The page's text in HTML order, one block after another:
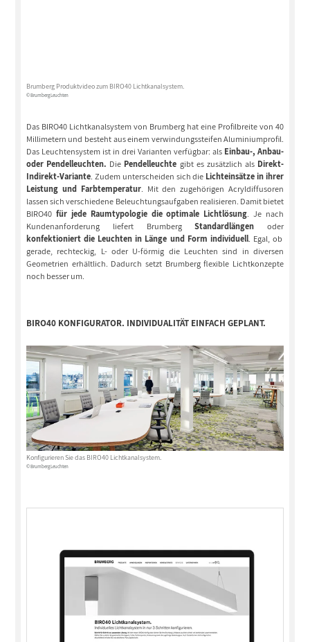
Brumberg Produktvideo zum BIRO40 Lichtkanalsystem.
© Brumberg Leuchten
Das BIRO40 Lichtkanalsystem von Brumberg hat eine Profilbreite von 40
Millimetern und besteht aus einem verwindungssteifen Aluminiumprofil.
Das Leuchtensystem ist in drei Varianten verfügbar: als Einbau-, Anbau-
oder Pendelleuchten. Die Pendelleuchte gibt es zusätzlich als Direkt-
Indirekt-Variante. Zudem unterscheiden sich die Lichteinsätze in ihrer
Leistung und Farbtemperatur. Mit den zugehörigen Acryldiffusoren
lassen sich verschiedene Beleuchtungsaufgaben realisieren. Damit bietet
BIRO40für jede Raumtypologie die optimale Lichtlösung. Je nach
Kundenanforderung liefert BrumbergStandardlängen oder
konfektioniert die Leuchten in Länge und Form individuell. Egal, ob
gerade, rechteckig, L- oder U-förmig die Leuchten sind in diversen
Geometrien erhältlich. Dadurch setzt Brumberg flexible Lichtkonzepte
noch besser um.
BIRO40 KONFIGURATOR. INDIVIDUALITÄT EINFACH GEPLANT.
Konfigurieren Sie das BIRO40 Lichtkanalsystem.
© Brumberg Leuchten